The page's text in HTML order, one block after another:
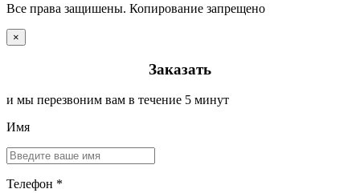
Все права защишены. Копирование запрещено
×
Заказать
и мы перезвоним вам в течение 5 минут
Имя
Телефон *